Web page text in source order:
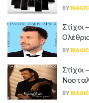
BY
Στίχοι
BY
Στίχοι
BY